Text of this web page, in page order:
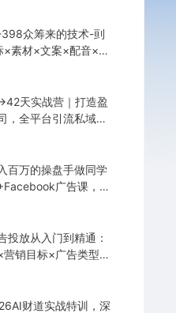
众筹来的技术-刯
×素材×文案×配音×剪
天实战营｜打造盈
，全平台引流私域转
百万的操盘手做同学
广告课，让
投放从入门到精通：
营销目标×广告类型×
财道实战特训，深